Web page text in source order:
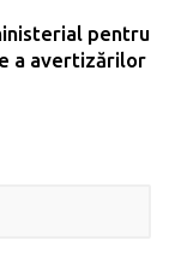
pentru
a avertizărilor